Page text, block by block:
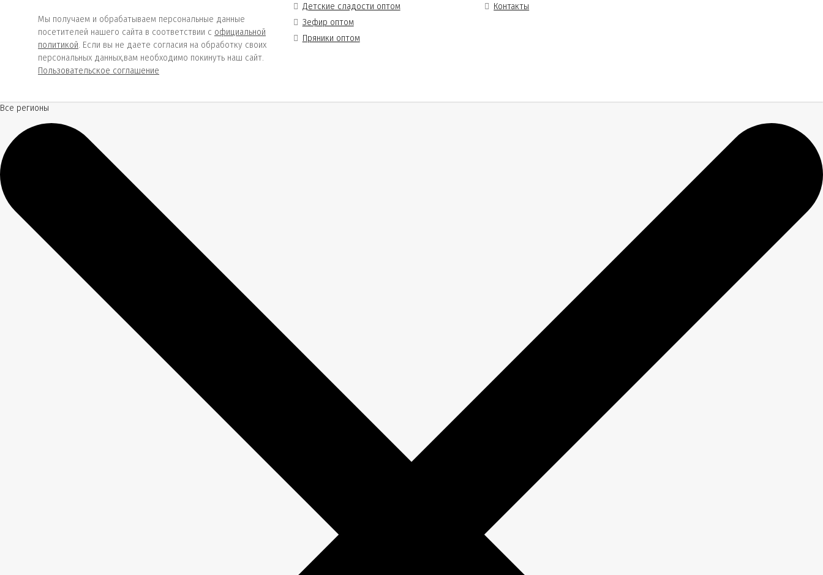
Мы получаем и обрабатываем персональные данные
посетителей нашего сайта в соответствии с официальной
политикой. Если вы не даете согласия на обработку своих
персональных данных,вам необходимо покинуть наш сайт.
Пользовательское соглашение
Детские сладости оптом
Зефир оптом
Пряники оптом
Контакты
Все регионы